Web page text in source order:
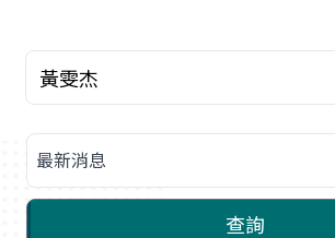
關鍵字
請選擇類別
查詢